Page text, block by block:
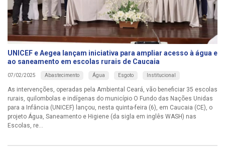
UNICEF e Aegea lançam iniciativa para ampliar acesso à água e
ao saneamento em escolas rurais de Caucaia
07/02/2025 Abastecimento Água Esgoto Institucional
As intervenções, operadas pela Ambiental Ceará, vão beneficiar 35 escolas
rurais, quilombolas e indígenas do município O Fundo das Nações Unidas
para a Infância (UNICEF) lançou, nesta quinta-feira (6), em Caucaia (CE), o
projeto Água, Saneamento e Higiene (da sigla em inglês WASH) nas
Escolas, re...